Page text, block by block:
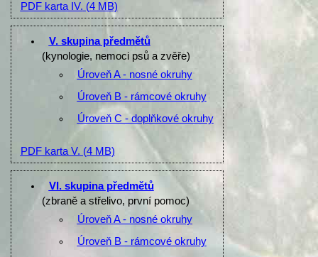
PDF karta IV. (4 MB)
V. skupina předmětů
(kynologie, nemoci psů a zvěře)
Úroveň A - nosné okruhy
Úroveň B - rámcové okruhy
Úroveň C - doplňkové okruhy
PDF karta V. (4 MB)
VI. skupina předmětů
(zbraně a střelivo, první pomoc)
Úroveň A - nosné okruhy
Úroveň B - rámcové okruhy